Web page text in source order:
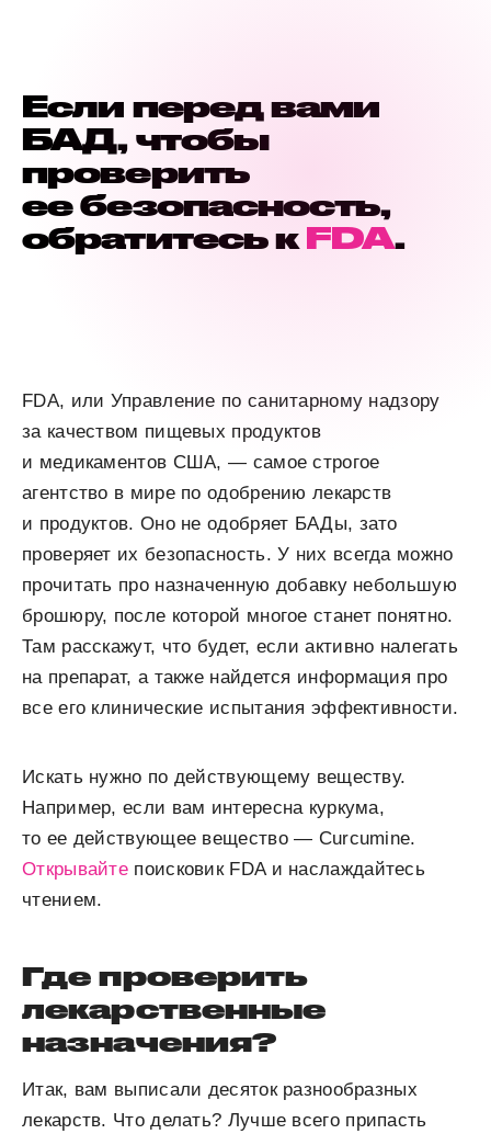
Если перед вами
БАД, чтобы
проверить
ее безопасность,
обратитесь к FDA.
FDA, или Управление по санитарному надзору
за качеством пищевых продуктов
и медикаментов США, — самое строгое
агентство в мире по одобрению лекарств
и продуктов. Оно не одобряет БАДы, зато
проверяет их безопасность. У них всегда можно
прочитать про назначенную добавку небольшую
брошюру, после которой многое станет понятно.
Там расскажут, что будет, если активно налегать
на препарат, а также найдется информация про
все его клинические испытания эффективности.
Искать нужно по действующему веществу.
Например, если вам интересна куркума,
то ее действующее вещество — Curcumine.
Открывайте поисковик FDA и наслаждайтесь
чтением.
Где проверить
лекарственные
назначения?
Итак, вам выписали десяток разнообразных
лекарств. Что делать? Лучше всего припасть